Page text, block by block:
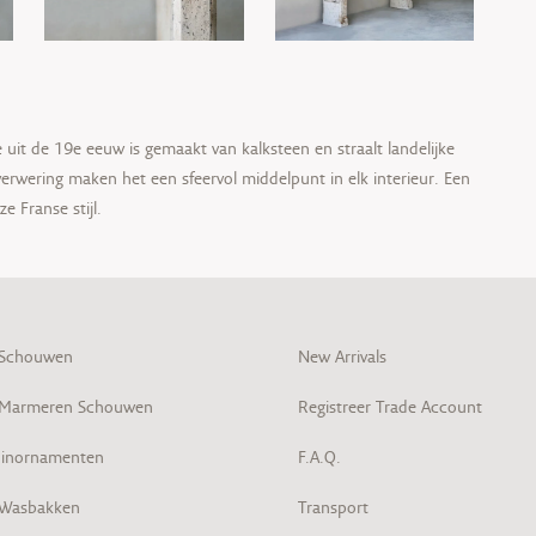
de 19e eeuw is gemaakt van kalksteen en straalt landelijke
maken het een sfeervol middelpunt in elk interieur. Een
Franse stijl.
Schouwen
New Arrivals
Registreer Trade Account
F.A.Q.
Transport